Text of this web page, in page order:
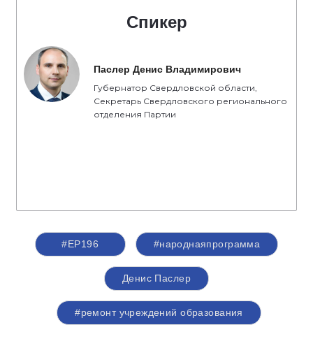
Спикер
Паслер Денис Владимирович
Губернатор Свердловской области,
Секретарь Свердловского регионального
отделения Партии
#ЕР196 #народнаяпрограмма
Денис Паслер
#ремонт учреждений образования